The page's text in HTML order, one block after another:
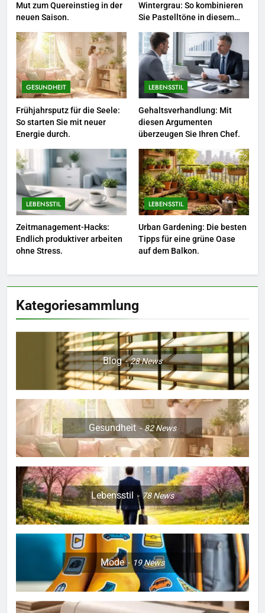
Details werten Sie jedes
Frühlingsoutfit auf.
6
Naturnah gärtnern: So locken
Sie Bienen und Schmetterlinge
in Ihren Garten.
7
Berufliche Neuorientierung: Mut
zum Quereinstieg in der neuen
Saison.
LEBENSSTIL
8
Farbenpracht statt Wintergrau:
So kombinieren Sie Pastelltöne
in diesem Jahr.
Mut zum Quereinstieg in der
neuen Saison.
Wintergrau: So kombinieren
Sie Pastelltöne in diesem
GESUNDHEIT
Frühjahrsputz für die Seele:
So starten Sie mit neuer
Energie durch.
LEBENSSTIL
Gehaltsverhandlung: Mit
diesen Argumenten
überzeugen Sie Ihren Chef.
LEBENSSTIL
Zeitmanagement-Hacks:
Endlich produktiver arbeiten
ohne Stress.
LEBENSSTIL
Urban Gardening: Die besten
Tipps für eine grüne Oase
auf dem Balkon.
Kategoriesammlung
Blog 28News
Gesundheit 82News
Lebensstil 78News
Mode 19News